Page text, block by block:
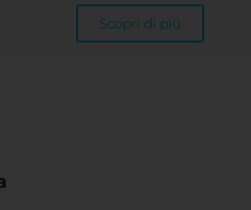
Scopri di più